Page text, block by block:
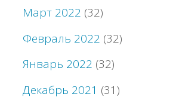
Март 2022 (32)
Февраль 2022 (32)
Январь 2022 (32)
Декабрь 2021 (31)